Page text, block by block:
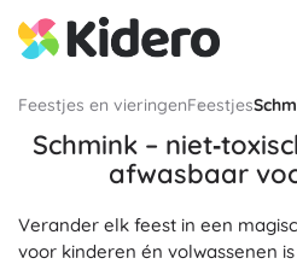
Feestjes en vieringenFeestjes
Schmink –
afwasbaar
Verander elk feest in een
voor kinderen én volwassenen